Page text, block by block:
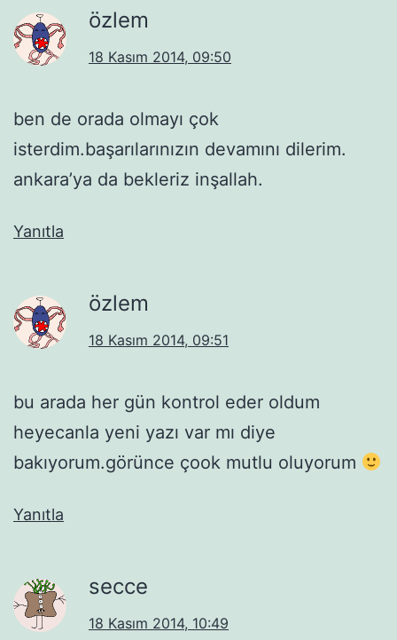
özlem
18 Kasım 2014, 09:50
ben de orada olmayı çok
isterdim.başarılarınızın devamını dilerim.
ankara’ya da bekleriz inşallah.
Yanıtla
özlem
18 Kasım 2014, 09:51
bu arada her gün kontrol eder oldum
heyecanla yeni yazı var mı diye
bakıyorum.görünce çook mutlu oluyorum
Yanıtla
secce
18 Kasım 2014, 10:49